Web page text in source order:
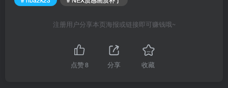
注册用户分享本页海报或链接即可赚钱哦~
点赞8 分享 收藏